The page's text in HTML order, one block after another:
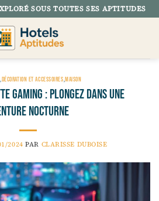
SOUS TOUTES SES APTITUDES
,DÉCORATION ET ACCESSOIRES,MAISON
Gaming : Plongez dans une
nocturne
2024 PAR CLARISSE DUBOISE